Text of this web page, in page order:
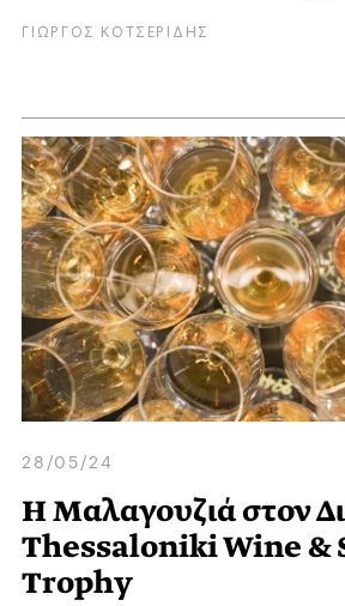
ΓΙΩΡΓΟΣ ΚΟΤΣΕΡΙΔΗΣ
28/05/24
H Mαλαγουζιά στον
Thessaloniki Wine &
Trophy